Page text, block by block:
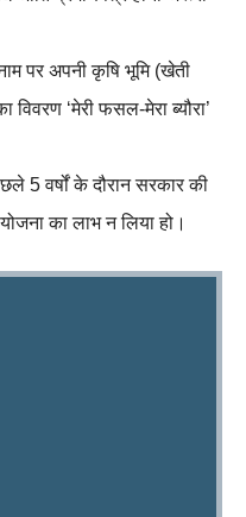
पर अपनी कृषि भूमि (खेती
विवरण ‘मेरी फसल-मेरा ब्यौरा’
5 वर्षों के दौरान सरकार की
का लाभ न लिया हो।